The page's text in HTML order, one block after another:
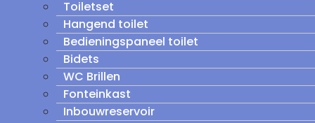
Toiletset
Hangend toilet
Bedieningspaneel toilet
Bidets
WC Brillen
Fonteinkast
Inbouwreservoir